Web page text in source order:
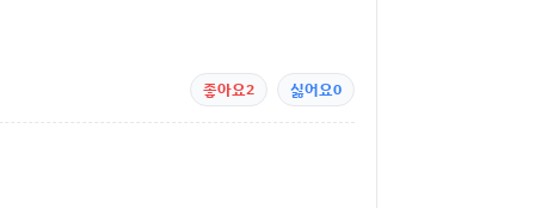
좋아요2 싫어요0